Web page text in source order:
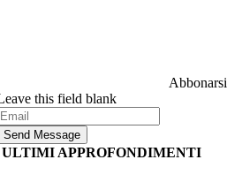
Abbonarsi
this field blank
Send Message
ULTIMI APPROFONDIMENTI